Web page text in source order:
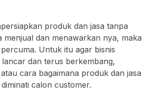
produk dan jasa tanpa
menjual dan menawarkan nya, maka
Untuk itu agar bisnis
dan terus berkembang,
cara bagaimana produk dan jasa
calon customer.